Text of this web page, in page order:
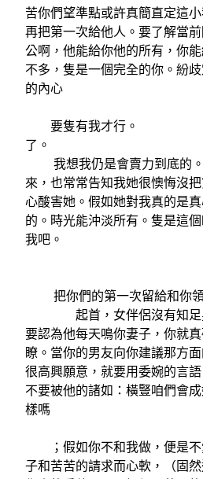
苦你們望準點或許真簡直定這
再把第一次給他人。要了解當
公啊，他能給你他的所有，你
不多，隻是一個完全的你。紛
的內心
要隻有我才行。
了。
我想我仍是會賣力到底的。
來，也常常告知我她很懊悔沒
心酸害她。假如她對我真的是
的。時光能沖淡所有。隻是這
我吧。
把你們的第一次留給和你領
起首，女伴侶沒有知足男
要認為他每天鳴你妻子，你就
瞭。當你的男友向你建議那方
很高興願意，就要用委婉的言
不要被他的諸如：橫豎咱們會
樣嗎
；假如你不和我做，便是不
子和苦苦的請求而心軟，（固